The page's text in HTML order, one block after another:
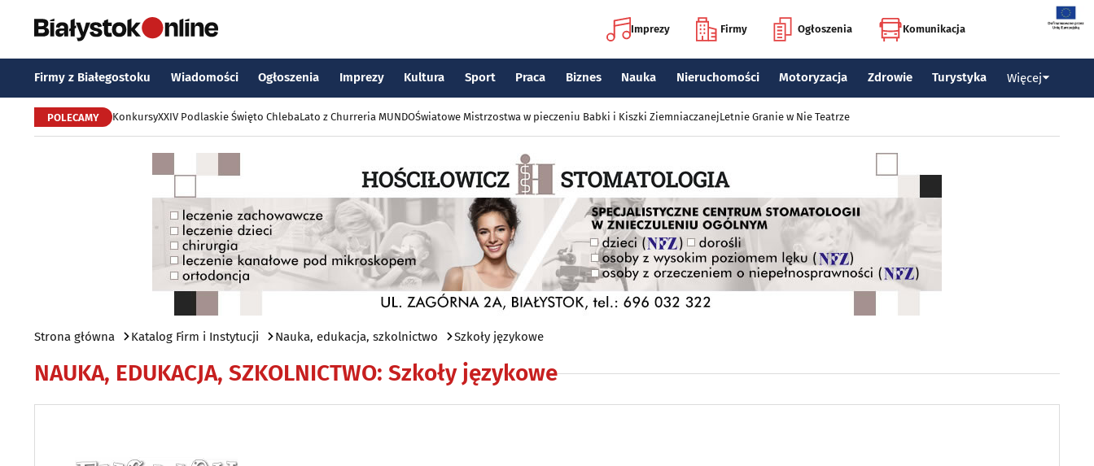
Imprezy Firmy Ogłoszenia Komunikacja
Firmy z Białegostoku Wiadomości Ogłoszenia Imprezy Kultura Sport Praca Biznes Nauka Nieruchomości Motoryzacja Zdrowie Turystyka Więcej
POLECAMY KonkursyXXIV Podlaskie Święto ChlebaLato z Churreria MUNDOŚwiatowe Mistrzostwa w pieczeniu Babki i Kiszki ZiemniaczanejLetnie Granie w Nie Teatrze
Strona główna Katalog Firm i Instytucji Nauka, edukacja, szkolnictwo Szkoły językowe
NAUKA, EDUKACJA, SZKOLNICTWO: Szkoły językowe